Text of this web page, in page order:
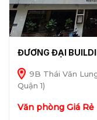
ĐƯƠNG ĐẠI
9B Thái Văn
Quận 1)
Văn phòng Giá Rẻ